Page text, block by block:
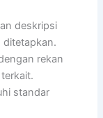
deskripsi
ditetapkan.
rekan
standar